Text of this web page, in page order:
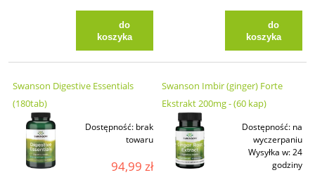
do
koszyka
do
koszyka
Swanson Digestive Essentials
(180tab)
Dostępność: brak
towaru
94,99 zł
Swanson Imbir (ginger) Forte
Ekstrakt 200mg - (60 kap)
Dostępność: na
wyczerpaniu
Wysyłka w:24
godziny